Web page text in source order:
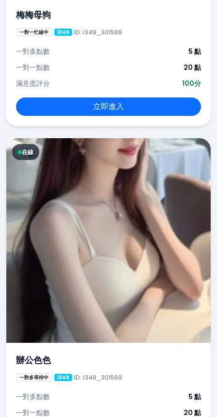
梅梅母狗
一對一忙線中 i349 ID: i349_301588
一對多點數
5 點
一對一點數
20 點
滿意度評分
100分
立即進入
在線
辦公色色
一對多等待中 i349 ID: i349_301569
一對多點數
5 點
一對一點數
20 點